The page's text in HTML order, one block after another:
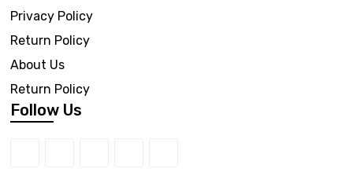
Privacy Policy
Return Policy
About Us
Return Policy
Follow Us